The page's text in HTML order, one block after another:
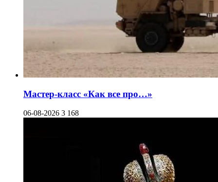
Мастер-класс «Как все про…»
06-08-2026 3 168